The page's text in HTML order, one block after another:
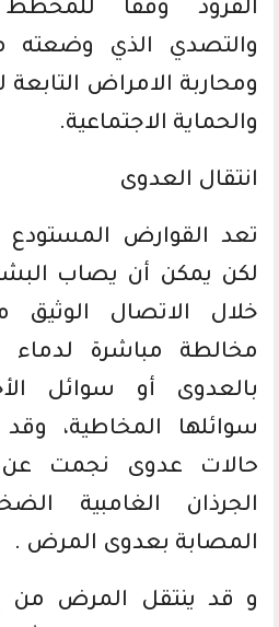
القرود وفقا
والتصدي الذي وضعته
ومحاربة الامراض التابعة
والحماية الاجتماعية.
انتقال العدوى
تعد القوارض المستودع
لكن يمكن أن يصاب
خلال الاتصال الوثيق
مخالطة مباشرة لدماء
بالعدوى أو سوائل
سوائلها المخاطية،
حالات عدوى نجمت عن
الجرذان الغامبية
المصابة بعدوى المرض .
و قد ينتقل المرض من